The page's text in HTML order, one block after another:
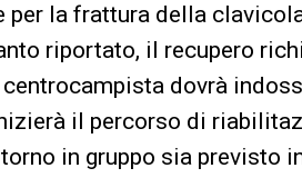
per la frattura della
riportato, il recupero
centrocampista dovrà
il percorso di
in gruppo sia previsto